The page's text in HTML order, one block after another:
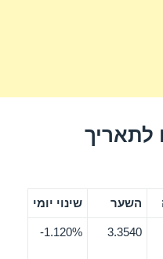
לתאריך
השער שינוי יומי
3.3540
1.120%-